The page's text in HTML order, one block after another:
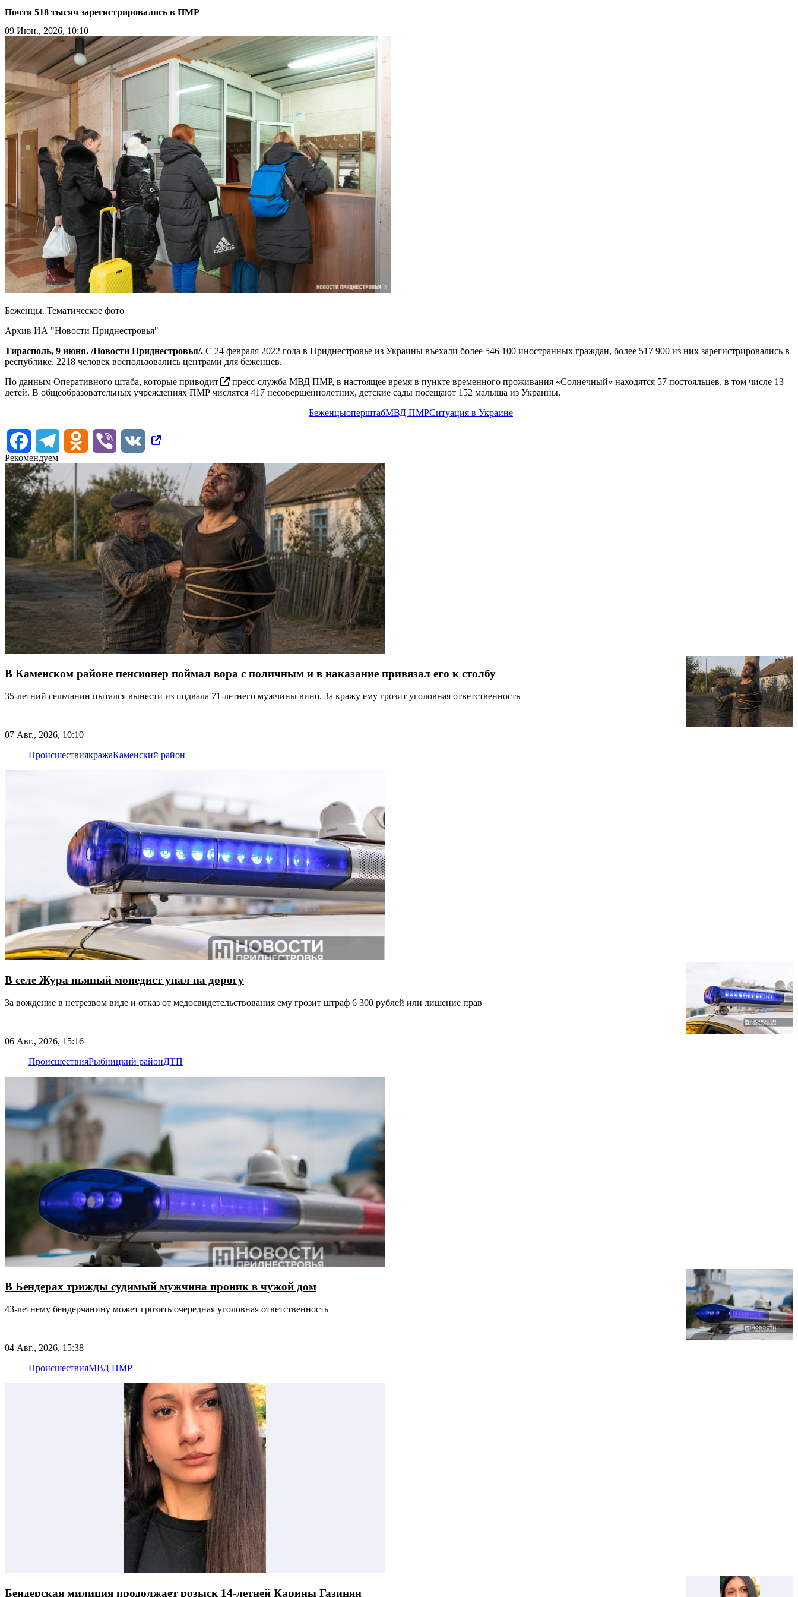
Почти 518 тысяч зарегистрировались в ПМР
09 Июн., 2026, 10:10
Беженцы. Тематическое фото
Архив ИА "Новости Приднестровья"
Тирасполь, 9 июня. /Новости Приднестровья/. С 24 февраля 2022 года в Приднестровье из Украины въехали более 546 100 иностранных граждан, более 517 900 из них зарегистрировались в
республике. 2218 человек воспользовались центрами для беженцев.
По данным Оперативного штаба, которые приводит
пресс-служба МВД ПМР, в настоящее время в пункте временного проживания «Солнечный» находятся 57 постояльцев, в том числе 13
детей. В общеобразовательных учреждениях ПМР числятся 417 несовершеннолетних, детские сады посещают 152 малыша из Украины.
БеженцыоперштабМВД ПМРСитуация в Украине
FacebookTelegram Odnoklassniki
Viber
VK
Рекомендуем
В Каменском районе пенсионер поймал вора с поличным и в наказание привязал его к столбу
35-летний сельчанин пытался вынести из подвала 71-летнего мужчины вино. За кражу ему грозит уголовная ответственность
07 Авг., 2026, 10:10
ПроисшествиякражаКаменский район
В селе Жура пьяный мопедист упал на дорогу
За вождение в нетрезвом виде и отказ от медосвидетельствования ему грозит штраф 6 300 рублей или лишение прав
06 Авг., 2026, 15:16
ПроисшествияРыбницкий районДТП
В Бендерах трижды судимый мужчина проник в чужой дом
43-летнему бендерчанину может грозить очередная уголовная ответственность
04 Авг., 2026, 15:38
ПроисшествияМВД ПМР
Бендерская милиция продолжает розыск 14-летней Карины Газинян